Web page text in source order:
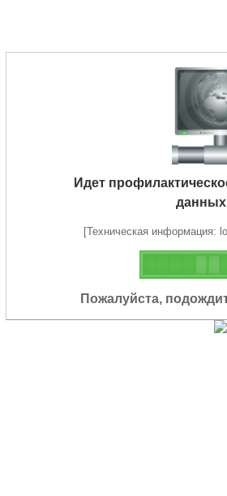
Идет
данных
[Техническая информация:
Пожалуйста,